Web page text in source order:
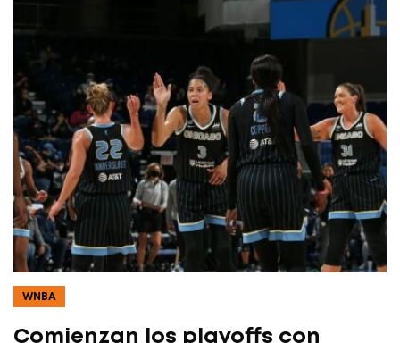
WNBA
Comienzan los playoffs con